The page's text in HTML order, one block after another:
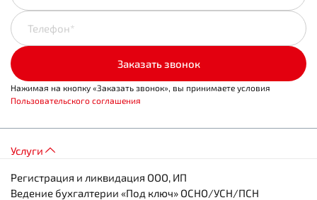
Телефон*
Заказать звонок
Нажимая на кнопку «Заказать звонок», вы принимаете условия
Пользовательского соглашения
Услуги
Регистрация и ликвидация ООО, ИП
Ведение бухгалтерии «Под ключ» ОСНО/УСН/ПСН